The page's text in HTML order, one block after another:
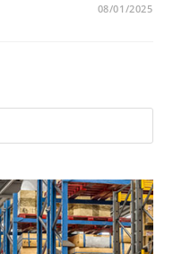
08/01/2025